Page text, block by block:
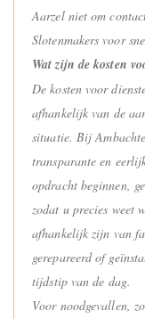
Aarzel niet om
Slotenmakers voor
Wat zijn de kosten
De kosten voor
afhankelijk van de
situatie. Bij
transparante en
opdracht beginnen,
zodat u precies weet
afhankelijk zijn van
gerepareerd of
tijdstip van de dag.
Voor noodgevallen,